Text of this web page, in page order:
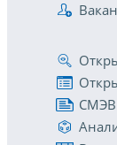
СМЭВ